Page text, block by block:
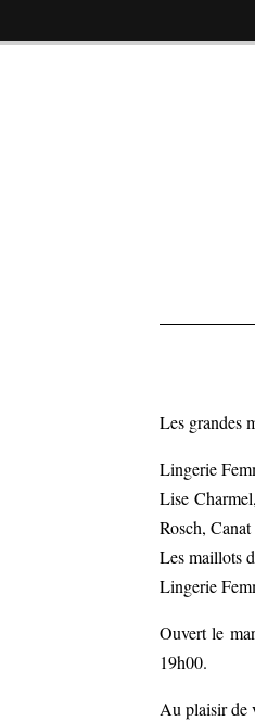
Les grandes
Lingerie
Lise
Rosch,
Les maillots
Lingerie
Ouvert le
19h00.
Au plaisir